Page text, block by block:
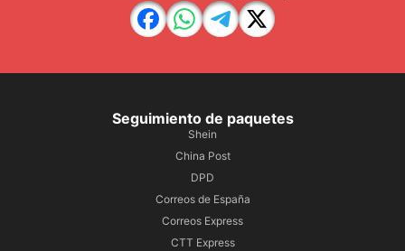
Seguimiento de paquetes
Shein
China Post
DPD
Correos de España
Correos Express
CTT Express